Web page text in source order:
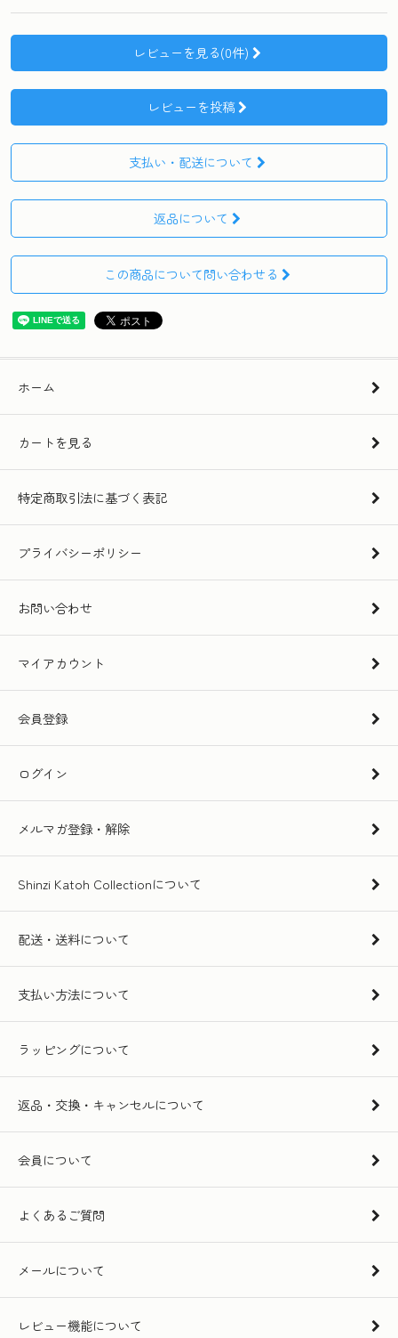
レビューを見る(0件)
レビューを投稿
支払い・配送について
返品について
この商品について問い合わせる
ホーム
カートを見る
特定商取引法に基づく表記
プライバシーポリシー
お問い合わせ
マイアカウント
会員登録
ログイン
メルマガ登録・解除
Shinzi Katoh Collectionについて
配送・送料について
支払い方法について
ラッピングについて
返品・交換・キャンセルについて
会員について
よくあるご質問
メールについて
レビュー機能について